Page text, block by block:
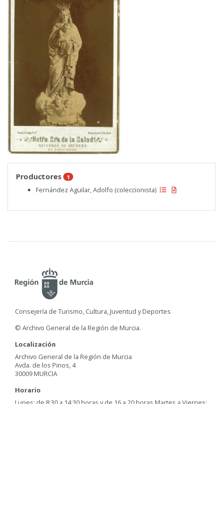
Productores 1
Fernández Aguilar, Adolfo (coleccionista)
Consejería de Turismo, Cultura, Juventud y Deportes
© Archivo General de la Región de Murcia.
Localización
Archivo General de la Región de Murcia
Avda. de los Pinos, 4
30009 MURCIA
Horario
Lunes: de 8:30 a 14:30 horas y de 16 a 20 horas Martes a Viernes: